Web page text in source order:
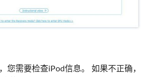
您需要检查iPod信息。 如果不正确，